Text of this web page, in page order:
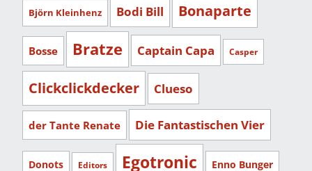
Björn Kleinhenz Bodi Bill Bonaparte
Bosse Bratze Captain Capa Casper
Clickclickdecker Clueso
der Tante Renate Die Fantastischen Vier
Donots Editors Egotronic Enno Bunger